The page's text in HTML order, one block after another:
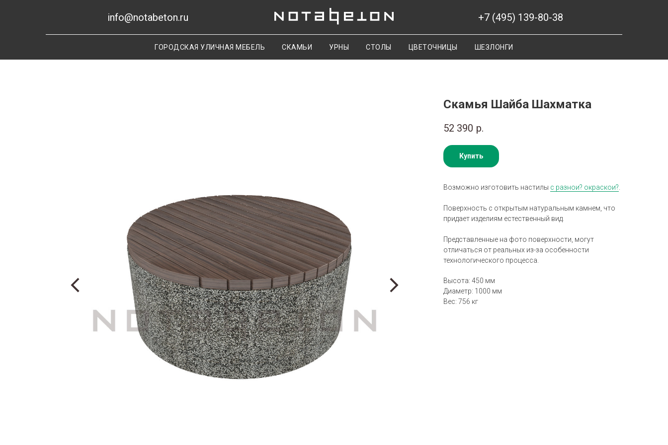
info@notabeton.ru +7 (495) 139-80-38
ГОРОДСКАЯ УЛИЧНАЯ МЕБЕЛЬ СКАМЬИ УРНЫ СТОЛЫ ЦВЕТОЧНИЦЫ ШЕЗЛОНГИ
Скамья Шайба Шахматка
52 390 р.
Купить
Возможно изготовить настилы с разнои? окраскои?.
Поверхность с открытым натуральным камнем, что
придает изделиям естественный вид.
Представленные на фото поверхности, могут
отличаться от реальных из-за особенности
технологического процесса.
Высота: 450 мм
Диаметр: 1000 мм
Вес: 756 кг